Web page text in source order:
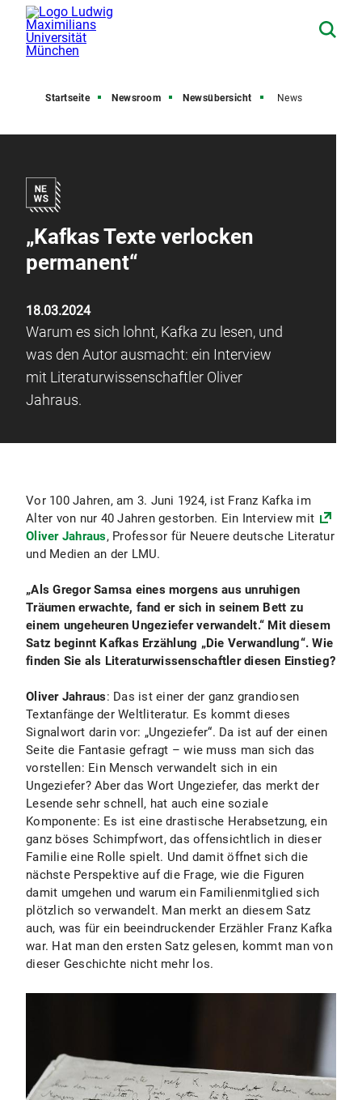
Startseite Newsroom Newsübersicht News
„Kafkas Texte verlocken
permanent“
18.03.2024
Warum es sich lohnt, Kafka zu lesen, und
was den Autor ausmacht: ein Interview
mit Literaturwissenschaftler Oliver
Jahraus.
Vor 100 Jahren, am 3. Juni 1924, ist Franz Kafka im
Alter von nur 40 Jahren gestorben. Ein Interview mit
Oliver Jahraus, Professor für Neuere deutsche Literatur
und Medien an der LMU.
„Als Gregor Samsa eines morgens aus unruhigen
Träumen erwachte, fand er sich in seinem Bett zu
einem ungeheuren Ungeziefer verwandelt.“ Mit diesem
Satz beginnt Kafkas Erzählung „Die Verwandlung“. Wie
finden Sie als Literaturwissenschaftler diesen Einstieg?
Oliver Jahraus: Das ist einer der ganz grandiosen
Textanfänge der Weltliteratur. Es kommt dieses
Signalwort darin vor: „Ungeziefer“. Da ist auf der einen
Seite die Fantasie gefragt – wie muss man sich das
vorstellen: Ein Mensch verwandelt sich in ein
Ungeziefer? Aber das Wort Ungeziefer, das merkt der
Lesende sehr schnell, hat auch eine soziale
Komponente: Es ist eine drastische Herabsetzung, ein
ganz böses Schimpfwort, das offensichtlich in dieser
Familie eine Rolle spielt. Und damit öffnet sich die
nächste Perspektive auf die Frage, wie die Figuren
damit umgehen und warum ein Familienmitglied sich
plötzlich so verwandelt. Man merkt an diesem Satz
auch, was für ein beeindruckender Erzähler Franz Kafka
war. Hat man den ersten Satz gelesen, kommt man von
dieser Geschichte nicht mehr los.